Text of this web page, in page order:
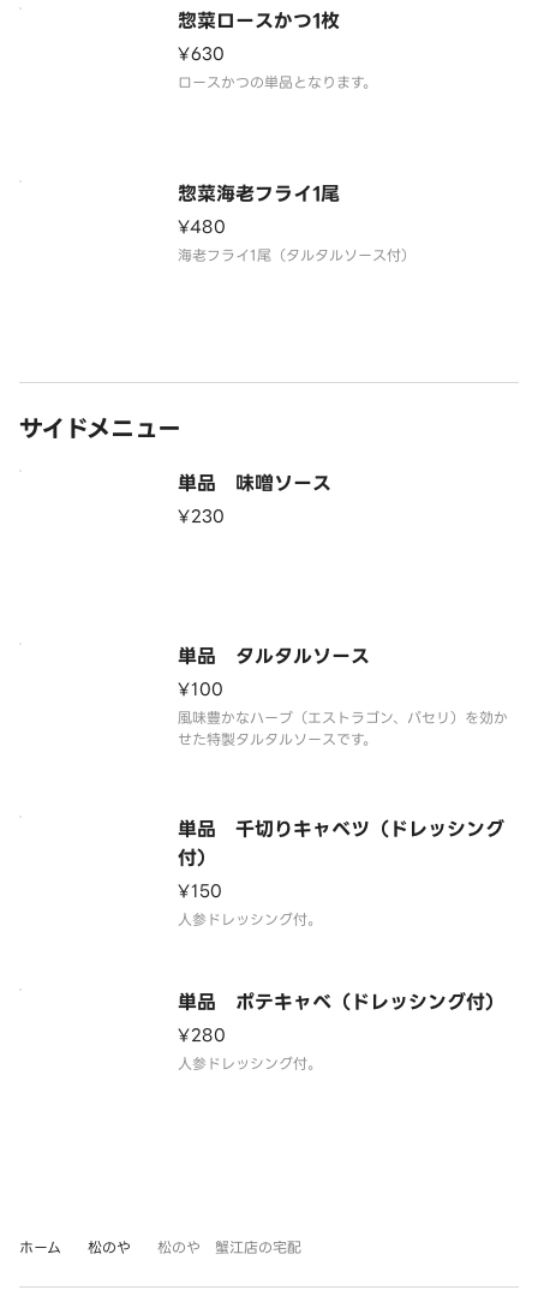
惣菜ロースかつ1枚
¥630
惣菜海老フライ1尾
¥480
海老フライ1尾（タルタルソース付）
サイドメニュー
単品 味噌ソース
¥230
単品 タルタルソース
¥100
風味豊かなハーブ（エストラゴン、パセリ）を効か
せた特製タルタルソースです。
単品 千切りキャベツ（ドレッシング
付）
¥150
人参ドレッシング付。
単品 ポテキャベ（ドレッシング付）
¥280
人参ドレッシング付。
ホーム 松のや 松のや 蟹江店の宅配